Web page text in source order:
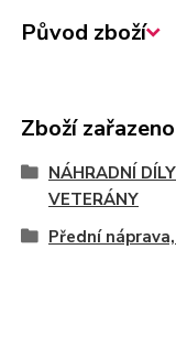
Původ zboží
Zboží
NÁHRADNÍ
VETERÁNY
Přední